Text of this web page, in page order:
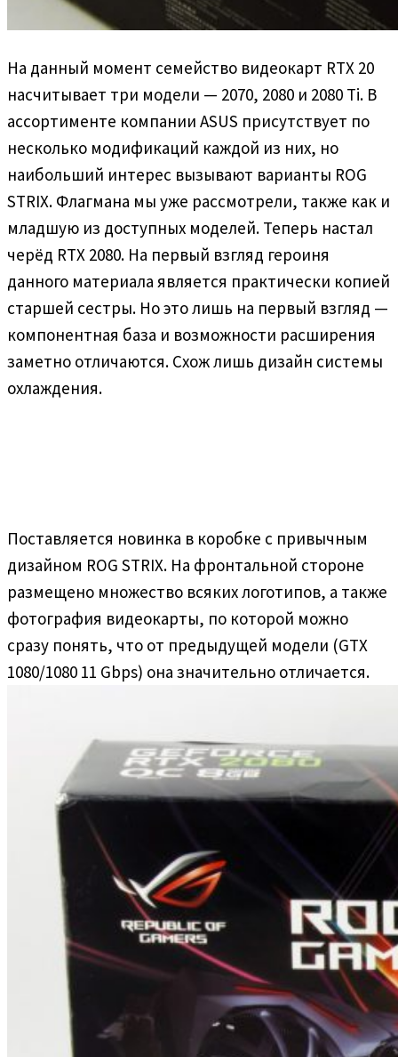
На данный момент семейство видеокарт RTX 20
насчитывает три модели — 2070, 2080 и 2080 Ti. В
ассортименте компании ASUS присутствует по
несколько модификаций каждой из них, но
наибольший интерес вызывают варианты ROG
STRIX. Флагмана мы уже рассмотрели, также как и
младшую из доступных моделей. Теперь настал
черёд RTX 2080. На первый взгляд героиня
данного материала является практически копией
старшей сестры. Но это лишь на первый взгляд —
компонентная база и возможности расширения
заметно отличаются. Схож лишь дизайн системы
охлаждения.
Поставляется новинка в коробке с привычным
дизайном ROG STRIX. На фронтальной стороне
размещено множество всяких логотипов, а также
фотография видеокарты, по которой можно
сразу понять, что от предыдущей модели (GTX
1080/1080 11 Gbps) она значительно отличается.